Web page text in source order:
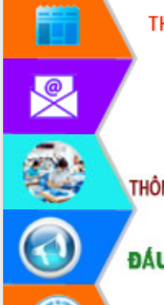
giải ngân vốn khắc phục thiên tai
HĐND tỉnh thông qua điều chỉnh Quy
hoạch tỉnh thời kỳ 2021-2030
Hội thảo góp ý hồ sơ điều chỉnh quy
hoạch tỉnh Đắk Lắk thời kỳ 2021-2030,
tầm nhìn đến năm 2050
Nâng cao hiệu quả hoạt động của các
doanh nghiệp nhà nước
Hội nghị triển khai kết nối mạng
truyền số liệu chuyên dùng phục vụ cơ
quan Đảng, Nhà nước
Lễ phát động chuỗi hoạt động chung
tay làm sạch môi trường
Xã Ea Kar bước chuyển mình trong
công tác cải cách hành chính mô hình
mới
UBND tỉnh họp báo định kỳ tháng 4
năm 2026